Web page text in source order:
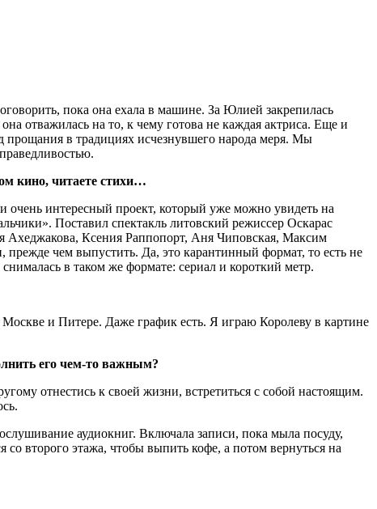
пока она ехала в машине. За Юлией закрепилась
отважилась на то, к чему готова не каждая актриса. Еще и
прощания в традициях исчезнувшего народа меря. Мы
кино, читаете стихи…
интересный проект, который уже можно увидеть на
Поставил спектакль литовский режиссер Оскарас
Ксения Раппопорт, Аня Чиповская, Максим
чем выпустить. Да, это карантинный формат, то есть не
в таком же формате: сериал и короткий метр.
и Питере. Даже график есть. Я играю Королеву в картине
его чем-то важным?
отнестись к своей жизни, встретиться с собой настоящим.
аудиокниг. Включала записи, пока мыла посуду,
второго этажа, чтобы выпить кофе, а потом вернуться на